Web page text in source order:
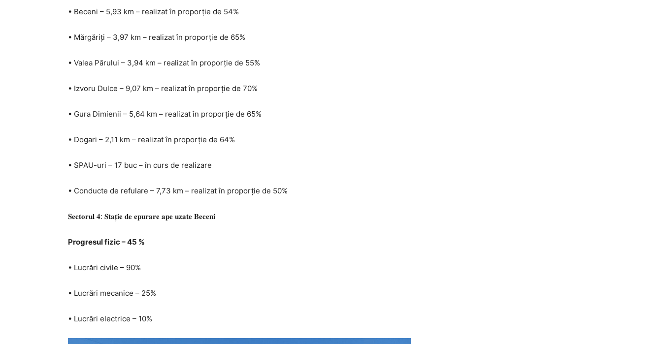
• Beceni – 5,93 km – realizat în proporție de 54%
• Mărgăriți – 3,97 km – realizat în proporție de 65%
• Valea Părului – 3,94 km – realizat în proporție de 55%
• Izvoru Dulce – 9,07 km – realizat în proporție de 70%
• Gura Dimienii – 5,64 km – realizat în proporție de 65%
• Dogari – 2,11 km – realizat în proporție de 64%
• SPAU-uri – 17 buc – în curs de realizare
• Conducte de refulare – 7,73 km – realizat în proporție de 50%
𝐒𝐞𝐜𝐭𝐨𝐫𝐮𝐥 𝟒: 𝐒𝐭𝐚𝐭̦𝐢𝐞 𝐝𝐞 𝐞𝐩𝐮𝐫𝐚𝐫𝐞 𝐚𝐩𝐞 𝐮𝐳𝐚𝐭𝐞 𝐁𝐞𝐜𝐞𝐧𝐢
Progresul fizic – 45 %
• Lucrări civile – 90%
• Lucrări mecanice – 25%
• Lucrări electrice – 10%